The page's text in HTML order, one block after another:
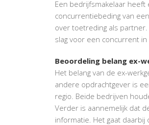
Een bedrijfsmakelaar
concurrentiebeding van
over toetreding als
slag voor een concurrent
Beoordeling belang ex-
Het belang van de ex-
andere opdrachtgever is
regio. Beide bedrijven
Verder is aannemelijk dat
informatie. Het gaat